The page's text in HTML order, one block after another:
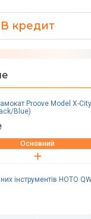
В кредит
Proove Model X-
Blue)
Основний
інструментів HOTO